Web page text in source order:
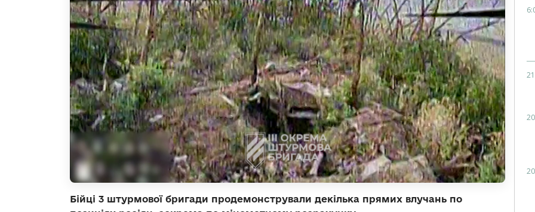
Бійці 3 штурмової бригади продемонстрували декілька прямих влучань по